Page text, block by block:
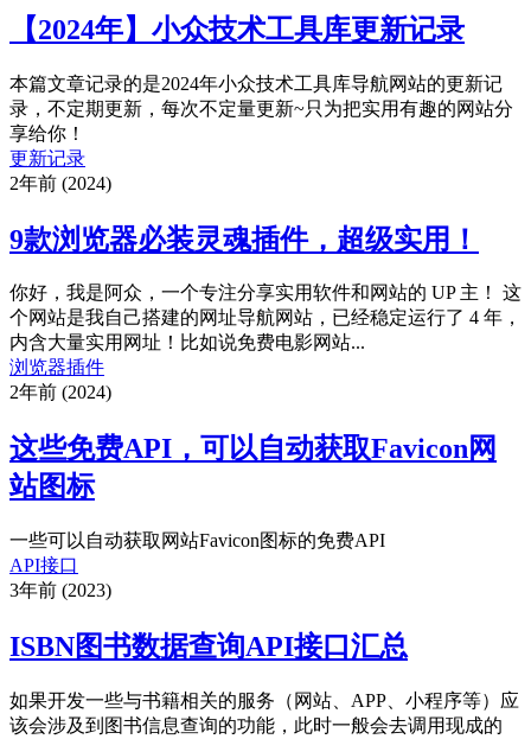
【2024年】小众技术工具库更新记录
本篇文章记录的是2024年小众技术工具库导航网站的更新记
录，不定期更新，每次不定量更新~只为把实用有趣的网站分
享给你！
更新记录
2年前 (2024)
9款浏览器必装灵魂插件，超级实用！
你好，我是阿众，一个专注分享实用软件和网站的 UP 主！ 这
个网站是我自己搭建的网址导航网站，已经稳定运行了 4 年，
内含大量实用网址！比如说免费电影网站...
浏览器插件
2年前 (2024)
这些免费API，可以自动获取Favicon网
站图标
一些可以自动获取网站Favicon图标的免费API
API接口
3年前 (2023)
ISBN图书数据查询API接口汇总
如果开发一些与书籍相关的服务（网站、APP、小程序等）应
该会涉及到图书信息查询的功能，此时一般会去调用现成的